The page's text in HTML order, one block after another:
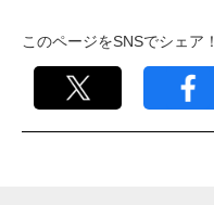
このページをSNSでシェア！